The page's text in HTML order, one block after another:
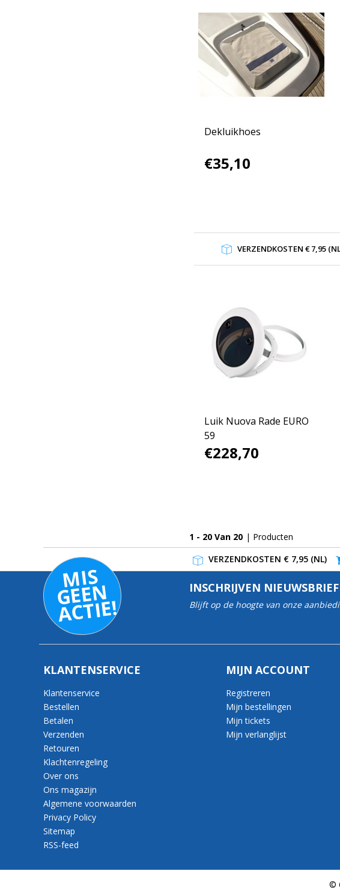
Dekluikhoes
€35,10
VERZENDKOSTEN € 7,95
Luik Nuova Rade EURO
59
€228,70
1 - 20 Van 20 | Producten
VERZENDKOSTEN € 7,95 (NL)
MI
S
G
E
E
N
A
C
TI
E!
INSCHRIJVEN NIEUWSBRIEF
Blijft op de hoogte van onze
KLANTENSERVICE
Klantenservice
Bestellen
Betalen
Verzenden
Retouren
Klachtenregeling
Over ons
Ons magazijn
Algemene voorwaarden
Privacy Policy
Sitemap
RSS-feed
MIJN ACCOUNT
Registreren
Mijn bestellingen
Mijn tickets
Mijn verlanglijst
©